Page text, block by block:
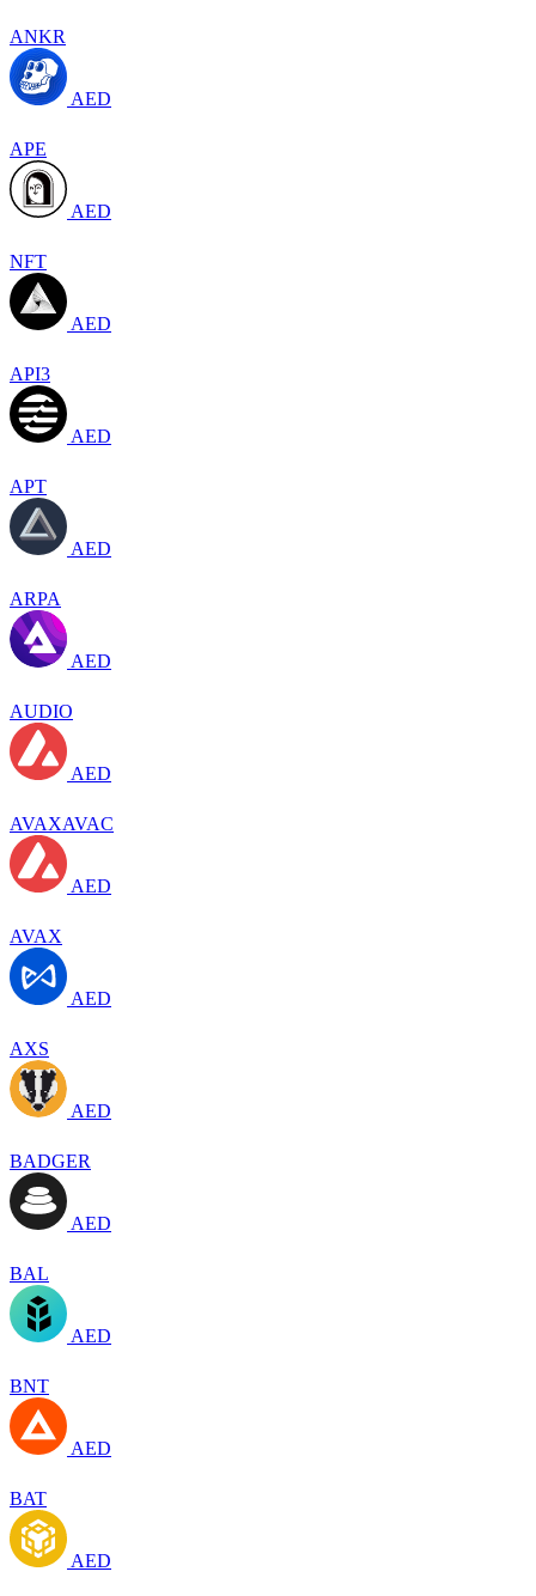
ANKR
AED
APE
AED
NFT
AED
API3
AED
APT
AED
ARPA
AED
AUDIO
AED
AVAXAVAC
AED
AVAX
AED
AXS
AED
BADGER
AED
BAL
AED
BNT
AED
BAT
AED